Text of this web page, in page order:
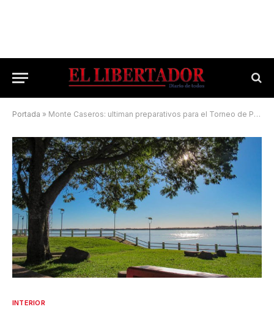
Portada » Monte Caseros: ultiman preparativos para el Torneo de Pesca Variada
INTERIOR